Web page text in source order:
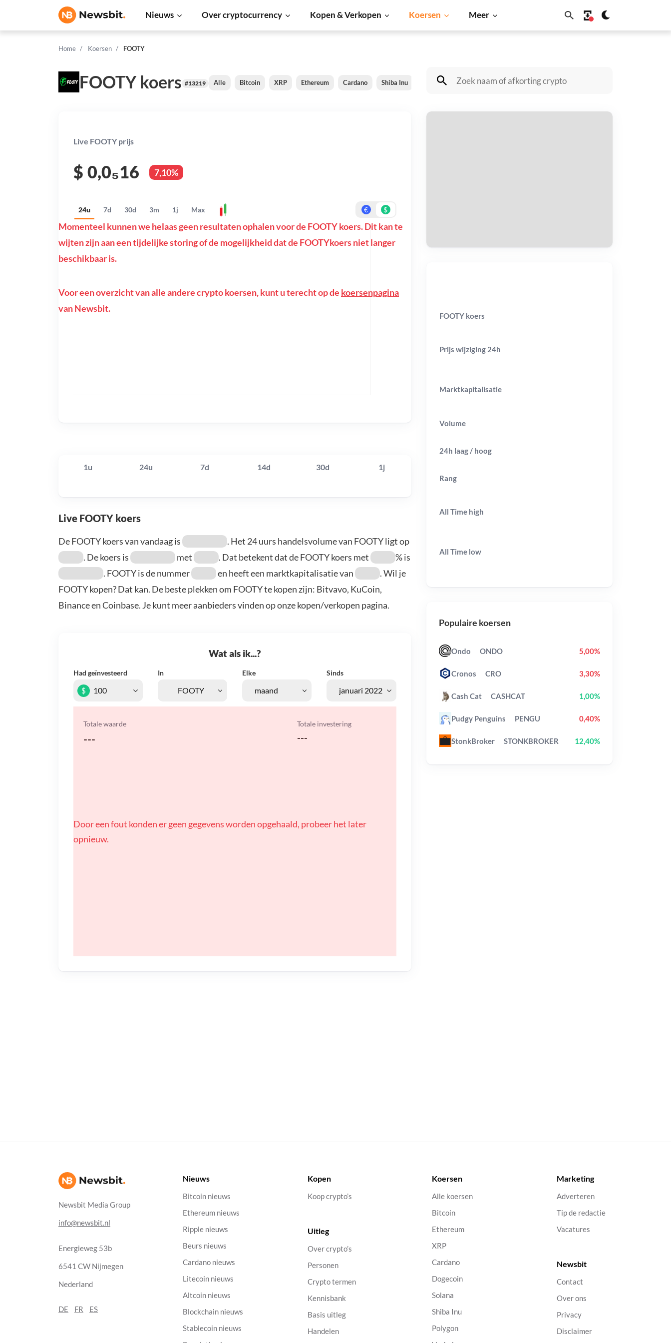
Nieuws Over cryptocurrency Kopen & Verkopen Koersen Meer
Home Koersen FOOTY
FOOTY koers #13219 Alle Bitcoin XRP Ethereum Cardano Shiba Inu Dogecoin Solana BNB
Live FOOTY prijs
$ 0,0₅16 7,10%
24u 7d 30d 3m 1j Max € $
Momenteel kunnen we helaas geen resultaten ophalen voor de FOOTY koers. Dit kan te
wijten zijn aan een tijdelijke storing of de mogelijkheid dat de FOOTYkoers niet langer
beschikbaar is.
Voor een overzicht van alle andere crypto koersen, kunt u terecht op de koersenpagina
van Newsbit.
1u 24u 7d 14d 30d 1j
Live FOOTY koers
De FOOTY koers van vandaag is
. Het 24 uurs handelsvolume van FOOTY ligt op
. De koers is
met . Dat betekent dat de FOOTY koers met
% is
. FOOTY is de nummer
en heeft een marktkapitalisatie van
. Wil je
FOOTY kopen? Dat kan. De beste plekken om FOOTY te kopen zijn: Bitvavo, KuCoin,
Binance en Coinbase. Je kunt meer aanbieders vinden op onze kopen/verkopen pagina.
Wat als ik...?
Had geïnvesteerd In Elke Sinds
$
Totale waarde
---
Totale investering
---
Door een fout konden er geen gegevens worden opgehaald, probeer het later
opnieuw.
FOOTY koers
Prijs wijziging 24h
Marktkapitalisatie
Volume
24h laag / hoog
Rang
All Time high
All Time low
Populaire koersen
Ondo ONDO 5,00%
Cronos CRO 3,30%
Cash Cat CASHCAT 1,00%
Pudgy Penguins PENGU 0,40%
StonkBroker STONKBROKER 12,40%
Newsbit Media Group
info@newsbit.nl
Energieweg 53b
6541 CW Nijmegen
Nederland
DE FR ES
Nieuws
Bitcoin nieuws
Ethereum nieuws
Ripple nieuws
Beurs nieuws
Cardano nieuws
Litecoin nieuws
Altcoin nieuws
Blockchain nieuws
Stablecoin nieuws
Kopen
Koop crypto’s
Uitleg
Over crypto’s
Personen
Crypto termen
Kennisbank
Basis uitleg
Handelen
Koersen
Alle koersen
Bitcoin
Ethereum
XRP
Cardano
Dogecoin
Solana
Shiba Inu
Polygon
Marketing
Adverteren
Tip de redactie
Vacatures
Newsbit
Contact
Over ons
Privacy
Disclaimer